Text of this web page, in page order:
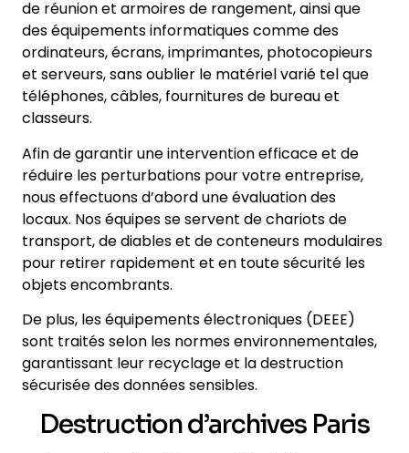
de réunion et armoires de rangement, ainsi que
des équipements informatiques comme des
ordinateurs, écrans, imprimantes, photocopieurs
et serveurs, sans oublier le matériel varié tel que
téléphones, câbles, fournitures de bureau et
classeurs.
Afin de garantir une intervention efficace et de
réduire les perturbations pour votre entreprise,
nous effectuons d’abord une évaluation des
locaux. Nos équipes se servent de chariots de
transport, de diables et de conteneurs modulaires
pour retirer rapidement et en toute sécurité les
objets encombrants.
De plus, les équipements électroniques (DEEE)
sont traités selon les normes environnementales,
garantissant leur recyclage et la destruction
sécurisée des données sensibles.
Destruction d’archives Paris